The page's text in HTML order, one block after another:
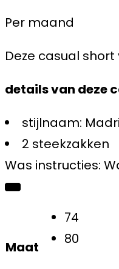
Per maand
Deze casual
details van deze
stijlnaam:
2 steekzakken
Was instructies:
Maat
74
80